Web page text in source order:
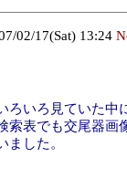
02/17(Sat) 13:24
いろ見ていた
表でも交尾器
した。